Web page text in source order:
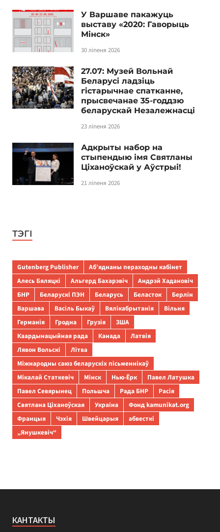
У Варшаве пакажуць
выставу «2020: Гаворыць
Мінск»
30 ліпеня 2026
27.07: Музей Вольнай
Беларусі ладзіць
гістарычнае спатканне,
прысвечанае 35-годдзю
беларускай Незалежнасці
23 ліпеня 2026
Адкрыты набор на
стыпендыю імя Святланы
Ціханоўскай у Аўстрыі!
21 ліпеня 2026
ТЭГІ
Gutenberg Publisher
Аб’яднаны пераходны кабінет
Алесь Бяляцкі
Альгерд Бахарэвіч
Андрэй Хадановіч
БНР
Беларускі ПЭН Беларусь Беласток
Берлін
Варшава
Васіль Быкаў Вялікабрытанія
Вільня
Германія
Гродна Грузія
ЗША
Каардынацыйная рада
Канада
Латвія
Лявон Вольскі
Літва
Міжнародны саюз беларускіх пісьменнікаў
Мікалай Статкевіч
Мінск Нью-Ёрк
Павел Латушка
Павел Севярынец
Польшча Рада БНР
Расія
Святлана Ціханоўская
Украіна
Фонд kamunikat.org
Францыя
Чэхія Швейцарыя
абвесткі
„Янушкевіч“
КАНТАКТЫ